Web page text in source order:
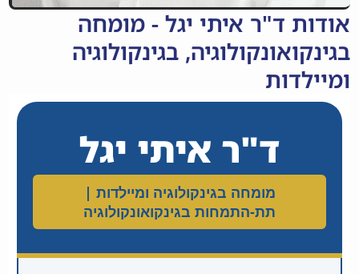
אודות ד"ר איתי יגל - מומחה
בגינקואונקולוגיה, בגינקולוגיה
ומיילדות
ד"ר איתי יגל
מומחה בגינקולוגיה ומיילדות |
תת-התמחות בגינקואונקולוגיה